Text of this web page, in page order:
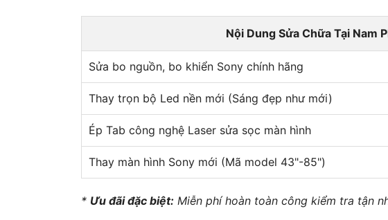
Nội Dung Sửa Chữa Tại Nam
Sửa bo nguồn, bo khiển Sony chính hãng
Thay trọn bộ Led nền mới (Sáng đẹp như mới)
Ép Tab công nghệ Laser sửa sọc màn hình
Thay màn hình Sony mới (Mã model 43"-85")
* Ưu đãi đặc biệt: Miễn phí hoàn toàn công kiểm tra tận